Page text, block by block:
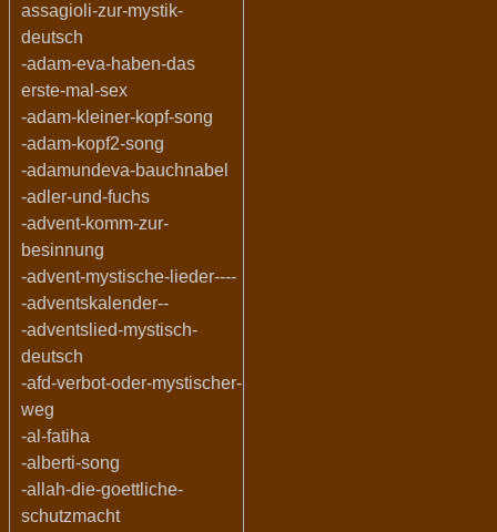
assagioli-zur-mystik-
deutsch
-adam-eva-haben-das
erste-mal-sex
-adam-kleiner-kopf-song
-adam-kopf2-song
-adamundeva-bauchnabel
-adler-und-fuchs
-advent-komm-zur-
besinnung
-advent-mystische-lieder----
-adventskalender--
-adventslied-mystisch-
deutsch
-afd-verbot-oder-mystischer-
weg
-al-fatiha
-alberti-song
-allah-die-goettliche-
schutzmacht